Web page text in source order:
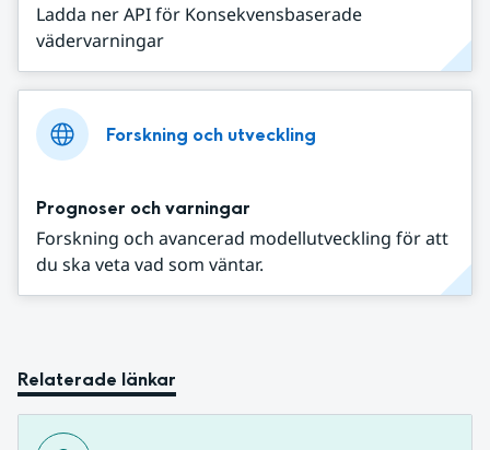
Ladda ner API för Konsekvensbaserade
vädervarningar
Forskning och utveckling
Prognoser och varningar
Forskning och avancerad modellutveckling för att
du ska veta vad som väntar.
Relaterade länkar